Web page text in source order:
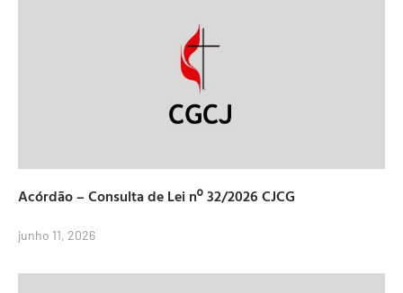
Acórdão – Consulta de Lei nº 32/2026 CJCG
junho 11, 2026